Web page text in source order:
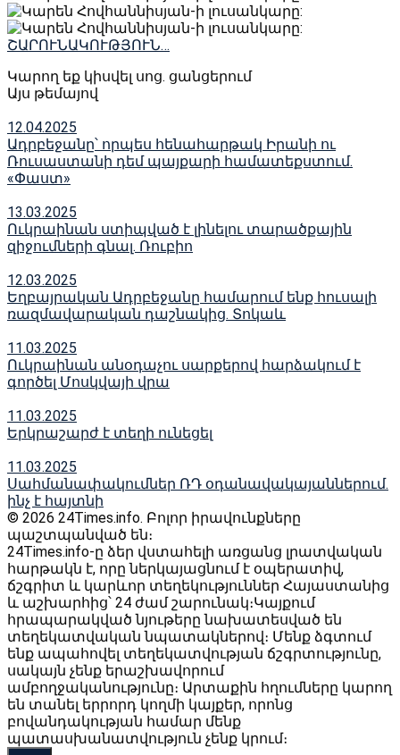
ՇԱՐՈՒՆԱԿՈՒԹՅՈՒՆ…
Կարող եք կիսվել սոց․ ցանցերում
Այս թեմայով
12.04.2025
Ադրբեջանը՝ որպես հենահարթակ Իրանի ու
Ռուսաստանի դեմ պայքարի համատեքստում.
«Փաստ»
13.03.2025
Ուկրաինան ստիպված է լինելու տարածքային
զիջումների գնալ․ Ռուբիո
12.03.2025
Եղբայրական Ադրբեջանը համարում ենք հուսալի
ռազմավարական դաշնակից. Տոկաև
11.03.2025
Ուկրաինան անօդաչու սարքերով հարձակում է
գործել Մոսկվայի վրա
11.03.2025
Երկրաշարժ է տեղի ունեցել
11.03.2025
Սահմանափակումներ ՌԴ օդանավակայաններում․
ինչ է հայտնի
© 2026 24Times.info․ Բոլոր իրավունքները
պաշտպանված են։
24Times.info-ը ձեր վստահելի առցանց լրատվական
հարթակն է, որը ներկայացնում է օպերատիվ,
ճշգրիտ և կարևոր տեղեկություններ Հայաստանից
և աշխարհից՝ 24 ժամ շարունակ։Կայքում
հրապարակված նյութերը նախատեսված են
տեղեկատվական նպատակներով։ Մենք ձգտում
ենք ապահովել տեղեկատվության ճշգրտությունը,
սակայն չենք երաշխավորում
ամբողջականությունը։ Արտաքին հղումները կարող
են տանել երրորդ կողմի կայքեր, որոնց
բովանդակության համար մենք
պատասխանատվություն չենք կրում։